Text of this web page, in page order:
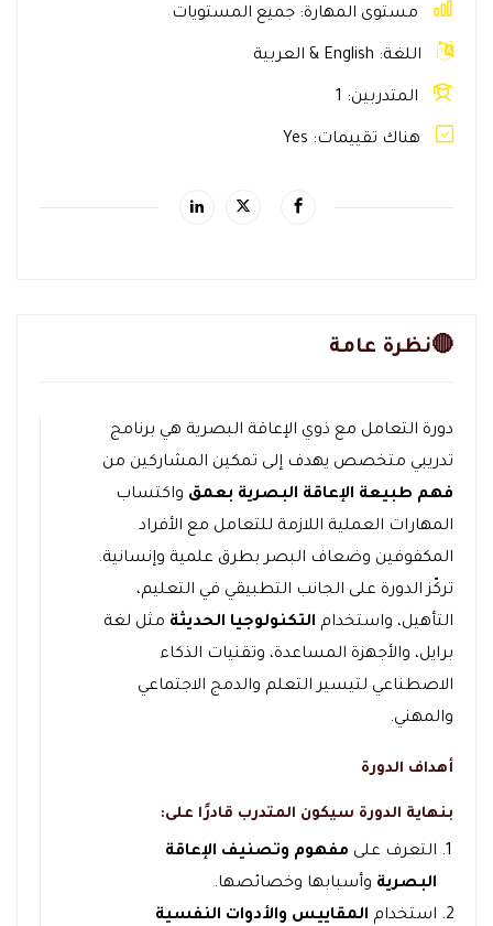
🔴نظرة عامة
دورة التعامل مع ذوي الإعاقة البصرية هي برنامج
تدريبي متخصص يهدف إلى تمكين المشاركين من
فهم طبيعة الإعاقة البصرية بعمق واكتساب
المهارات العملية اللازمة للتعامل مع الأفراد
المكفوفين وضعاف البصر بطرق علمية وإنسانية.
تركّز الدورة على الجانب التطبيقي في التعليم،
التأهيل، واستخدام التكنولوجيا الحديثة مثل لغة
برايل، والأجهزة المساعدة، وتقنيات الذكاء
الاصطناعي لتيسير التعلم والدمج الاجتماعي
والمهني.
أهداف الدورة
بنهاية الدورة سيكون المتدرب قادرًا على:
التعرف على مفهوم وتصنيف الإعاقة
البصرية وأسبابها وخصائصها.
استخدام المقاييس والأدوات النفسية
مستوى المهارة جميع المستويات
اللغة English & العربية
المتدربين 1
هناك تقييمات Yes